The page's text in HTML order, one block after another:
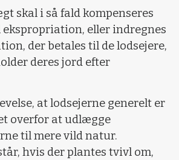
skal i så fald kompenseres
ekspropriation, eller indregnes
der betales til de lodsejere,
deres jord efter
at lodsejerne generelt er
overfor at udlægge
til mere vild natur.
hvis der plantes tvivl om,